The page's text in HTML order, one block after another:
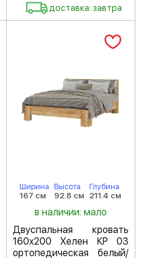
доставка: завтра
Ширина
167 см
Высота
92.8 см
Глубина
211.4 см
в наличии: мало
Двуспальная кровать
160х200 Хелен КР 03
ортопедическая белый/